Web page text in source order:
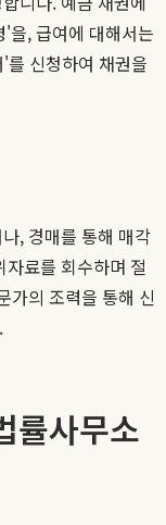
을, 급여에 대해서는
신청하여 채권을
, 경매를 통해 매각
료를 회수하며 절
가의 조력을 통해 신
률사무소